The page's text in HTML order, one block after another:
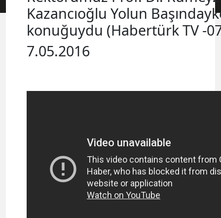
Kazancıoğlu Yolun
konuğuydu (Habertürk TV -
7.05.2016